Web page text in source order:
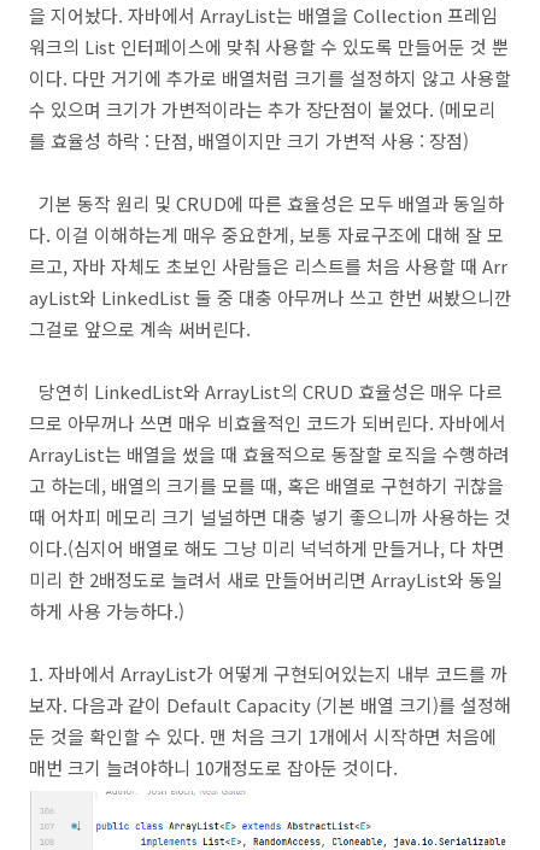
을 지어놨다. 자바에서 ArrayList는 배열을 Collection 프레임
워크의 List 인터페이스에 맞춰 사용할 수 있도록 만들어둔 것 뿐
이다. 다만 거기에 추가로 배열처럼 크기를 설정하지 않고 사용할
수 있으며 크기가 가변적이라는 추가 장단점이 붙었다. (메모리
를 효율성 하락 : 단점, 배열이지만 크기 가변적 사용 : 장점)
기본 동작 원리 및 CRUD에 따른 효율성은 모두 배열과 동일하
다. 이걸 이해하는게 매우 중요한게, 보통 자료구조에 대해 잘 모
르고, 자바 자체도 초보인 사람들은 리스트를 처음 사용할 때 Arr
ayList와 LinkedList 둘 중 대충 아무꺼나 쓰고 한번 써봤으니깐
그걸로 앞으로 계속 써버린다.
당연히 LinkedList와 ArrayList의 CRUD 효율성은 매우 다르
므로 아무꺼나 쓰면 매우 비효율적인 코드가 되버린다. 자바에서
ArrayList는 배열을 썼을 때 효율적으로 동잘할 로직을 수행하려
고 하는데, 배열의 크기를 모를 때, 혹은 배열로 구현하기 귀찮을
때 어차피 메모리 크기 널널하면 대충 넣기 좋으니까 사용하는 것
이다.(심지어 배열로 해도 그냥 미리 넉넉하게 만들거나, 다 차면
미리 한 2배정도로 늘려서 새로 만들어버리면 ArrayList와 동일
하게 사용 가능하다.)
1. 자바에서 ArrayList가 어떻게 구현되어있는지 내부 코드를 까
보자. 다음과 같이 Default Capacity (기본 배열 크기)를 설정해
둔 것을 확인할 수 있다. 맨 처음 크기 1개에서 시작하면 처음에
매번 크기 늘려야하니 10개정도로 잡아둔 것이다.